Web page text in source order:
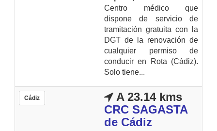
Centro médico que
dispone de servicio de
tramitación gratuita con la
DGT de la renovación de
cualquier permiso de
conducir en Rota (Cádiz).
Solo tiene...
Cádiz
A 23.14 kms
CRC SAGASTA
de Cádiz